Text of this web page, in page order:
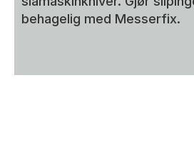
behagelig med Messerfix.